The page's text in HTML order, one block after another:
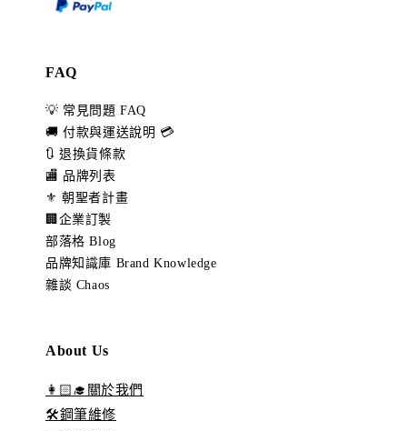
FAQ
💡 常見問題 FAQ
🚚 付款與運送說明 💳
🔃 退換貨條款
🏬 品牌列表
⚜️ 朝聖者計畫
🏢企業訂製
部落格 Blog
品牌知識庫 Brand Knowledge
雜談 Chaos
About Us
👩🏻‍🎓關於我們
🛠️鋼筆維修